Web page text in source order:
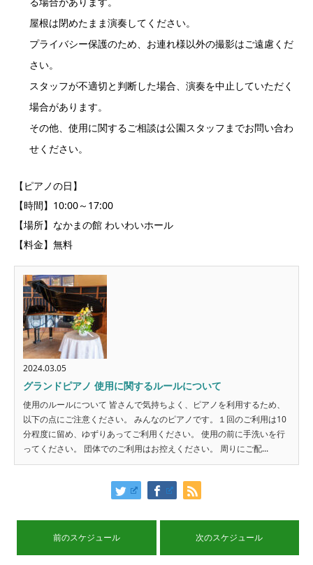
屋根は閉めたまま演奏してください。
プライバシー保護のため、お連れ様以外の撮影はご遠慮くだ
さい。
スタッフが不適切と判断した場合、演奏を中止していただく
場合があります。
その他、使用に関するご相談は公園スタッフまでお問い合わ
せください。
【ピアノの日】
【時間】10:00～17:00
【場所】なかまの館 わいわいホール
【料金】無料
2024.03.05
グランドピアノ 使用に関するルールについて
使用のルールについて 皆さんで気持ちよく、ピアノを利用するため、
以下の点にご注意ください。 みんなのピアノです。１回のご利用は10
分程度に留め、ゆずりあってご利用ください。 使用の前に手洗いを行
ってください。 団体でのご利用はお控えください。 周りにご配...
前のスケジュール 次のスケジュール